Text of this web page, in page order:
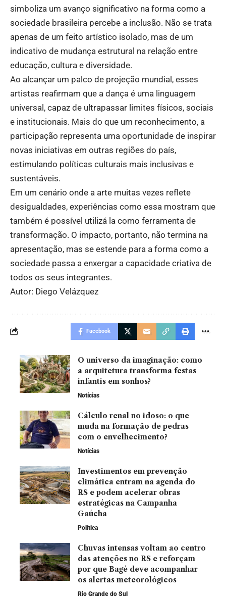
simboliza um avanço significativo na forma como a
sociedade brasileira percebe a inclusão. Não se trata
apenas de um feito artístico isolado, mas de um
indicativo de mudança estrutural na relação entre
educação, cultura e diversidade.
Ao alcançar um palco de projeção mundial, esses
artistas reafirmam que a dança é uma linguagem
universal, capaz de ultrapassar limites físicos, sociais
e institucionais. Mais do que um reconhecimento, a
participação representa uma oportunidade de inspirar
novas iniciativas em outras regiões do país,
estimulando políticas culturais mais inclusivas e
sustentáveis.
Em um cenário onde a arte muitas vezes reflete
desigualdades, experiências como essa mostram que
também é possível utilizá la como ferramenta de
transformação. O impacto, portanto, não termina na
apresentação, mas se estende para a forma como a
sociedade passa a enxergar a capacidade criativa de
todos os seus integrantes.
Autor: Diego Velázquez
Facebook
O universo da imaginação: como
a arquitetura transforma festas
infantis em sonhos?
Notícias
Cálculo renal no idoso: o que
muda na formação de pedras
com o envelhecimento?
Notícias
Investimentos em prevenção
climática entram na agenda do
RS e podem acelerar obras
estratégicas na Campanha
Gaúcha
Política
Chuvas intensas voltam ao centro
das atenções no RS e reforçam
por que Bagé deve acompanhar
os alertas meteorológicos
Rio Grande do Sul